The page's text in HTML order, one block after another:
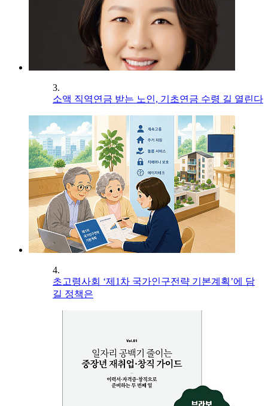
3.
소액 직역연금 받는 노인, 기초연금 수령 길 열린다
4.
초고령사회 ‘제1차 국가인구전략 기본계획’에 담
길 정책은